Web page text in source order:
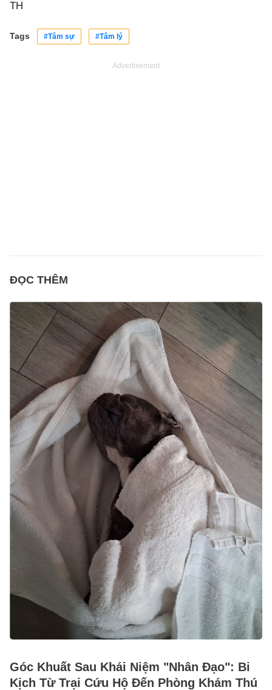
TH
Tags #Tâm sự #Tâm lý
Advertisement
ĐỌC THÊM
Góc Khuất Sau Khái Niệm "Nhân Đạo": Bi
Kịch Từ Trại Cứu Hộ Đến Phòng Khám Thú